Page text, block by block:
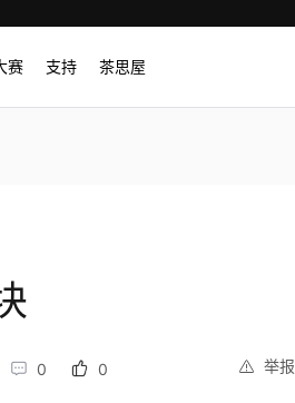
赛 支持 茶思屋
举报
0 0